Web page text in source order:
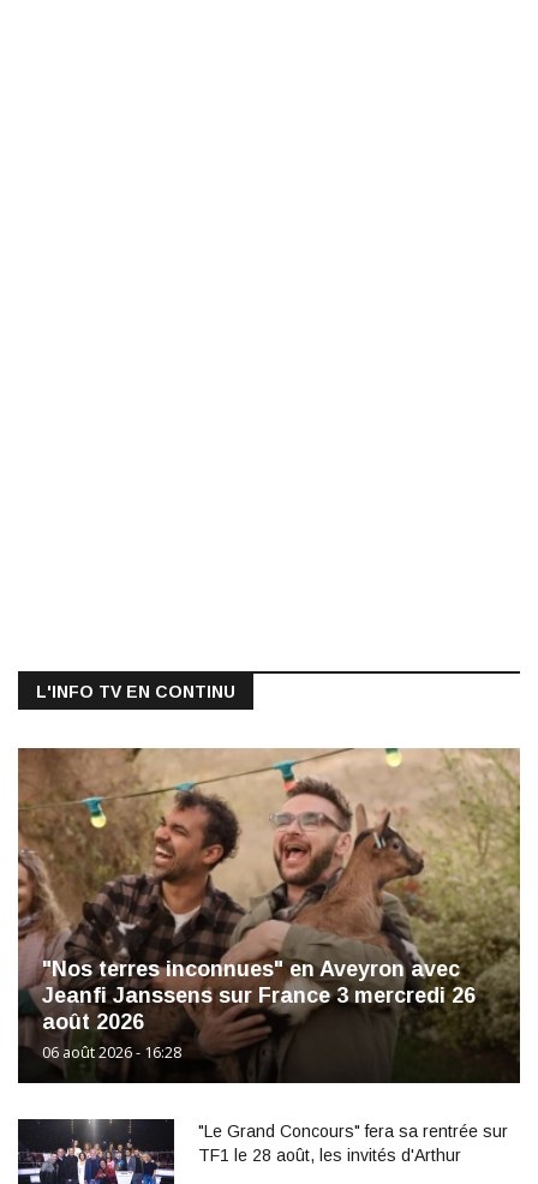
L'INFO TV EN CONTINU
"Nos terres inconnues" en Aveyron avec
Jeanfi Janssens sur France 3 mercredi 26
août 2026
06 août 2026 - 16:28
"Le Grand Concours" fera sa rentrée sur
TF1 le 28 août, les invités d'Arthur